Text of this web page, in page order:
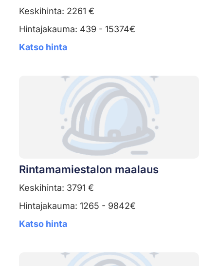
Keskihinta: 2261 €
Hintajakauma: 439 - 15374€
Katso hinta
Rintamamiestalon maalaus
Keskihinta: 3791 €
Hintajakauma: 1265 - 9842€
Katso hinta